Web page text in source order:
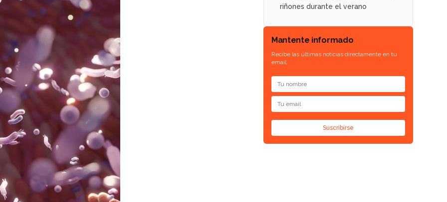
riñones durante el verano
Mantente informado
Recibe las últimas noticias directamente en tu
email.
Suscribirse